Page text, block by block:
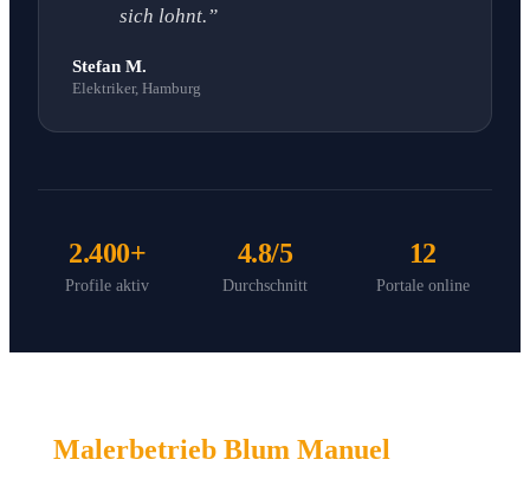
sich lohnt.”
Stefan M.
Elektriker, Hamburg
2.400+
Profile aktiv
4.8/5
Durchschnitt
12
Portale online
Malerbetrieb Blum Manuel